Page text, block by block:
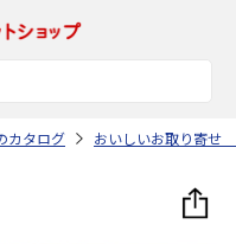
カタログ おいしいお取り寄せ